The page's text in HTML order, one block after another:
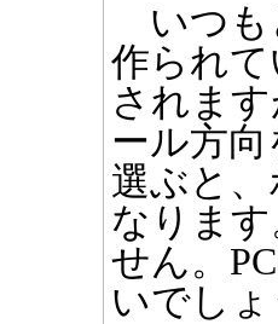
いつも
作られ
されま
ール方
選ぶと
なりま
せん。
いでしょ